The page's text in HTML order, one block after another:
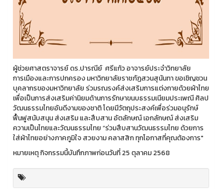
ผู้ช่วยศาสตราจารย์ ดร.ปารณีย์ ศรีแก้ว อาจารย์ประจำวิทยาลัย
การเมืองและการปกครอง มหาวิทยาลัยราชภัฏสวนสุนันทา ขอเชิญชวน
บุคลากรของมหาวิทยาลัย ร่วมรณรงค์ส่งเสริมการแต่งกายด้วยผ้าไทย
เพื่อเป็นการส่งเสริมค่านิยมด้านการรักษาขนบธรรมเนียมประเพณี ศิลป
วัฒนธรรมไทยอันดีงามของชาติ โดยมีวัตถุประสงค์เพื่อร่วมอนุรักษ์
ฟื้นฟูสนับสนุน ส่งเสริม และสืบสาน อัตลักษณ์ เอกลักษณ์ ส่งเสริม
ความเป็นไทยและวัฒนธรรมไทย “ร่วมสืบสานวัฒนธรรมไทย ด้วยการ
ใส่ผ้าไทยอย่างภาคภูมิใจ สวยงาม คลาสสิก ทุกโอกาสที่คุณต้องการ"
หมายเหตุ กิจกรรมนี้บันทึกภาพก่อนวันที่ 25 ตุลาคม 2568